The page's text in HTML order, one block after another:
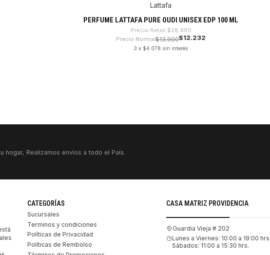
Lattafa
PERFUME LATTAFA PURE OUDI UNISEX EDP 100 ML
Precio Retail $28.990
Precio Normal$13.900$12.232
3 x $4.078 sin interés
hogar, Realizamos envíos a todo el País.
CATEGORÍAS
Sucursales
Terminos y condiciones
Políticas de Privacidad
Políticas de Rembolso
CASA MATRIZ PROVIDENCIA
Guardia Vieja # 202
Lunes a Viernes: 10:00 a 19:00
Sábados: 11:00 a 15:30 hrs.